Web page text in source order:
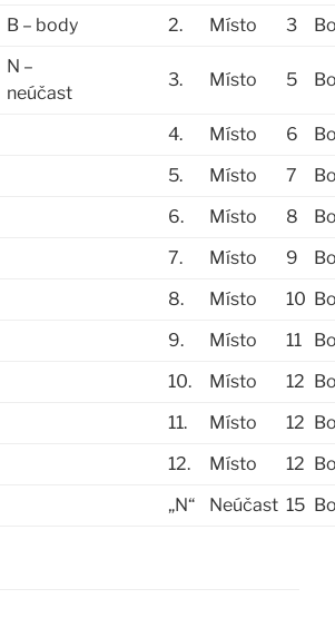
B – body 2. Místo 3
N –
neúčast
3. Místo 5
4. Místo 6
5.
Místo 7
6.
Místo 8
7.
Místo 9
8.
Místo 10
9.
Místo 11
10.
Místo 12
11.
Místo 12
12.
Místo 12
„N“
Neúčast 15